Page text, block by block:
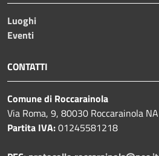
Luoghi
Eventi
CONTATTI
Comune di Roccarainola
Via Roma, 9, 80030 Roccarainola NA
Partita IVA:01245581218